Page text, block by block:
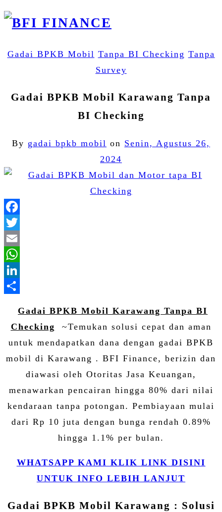
Gadai BPKB Mobil Tanpa BI Checking Tanpa
Survey
Gadai BPKB Mobil Karawang Tanpa
BI Checking
By gadai bpkb mobil on Senin, Agustus 26,
2024
Gadai BPKB Mobil Karawang Tanpa BI
Checking ~Temukan solusi cepat dan aman
untuk mendapatkan dana dengan gadai BPKB
mobil di Karawang . BFI Finance, berizin dan
diawasi oleh Otoritas Jasa Keuangan,
menawarkan pencairan hingga 80% dari nilai
kendaraan tanpa potongan. Pembiayaan mulai
dari Rp 10 juta dengan bunga rendah 0.89%
hingga 1.1% per bulan.
WHATSAPP KAMI KLIK LINK DISINI
UNTUK INFO LEBIH LANJUT
Gadai BPKB Mobil Karawang : Solusi